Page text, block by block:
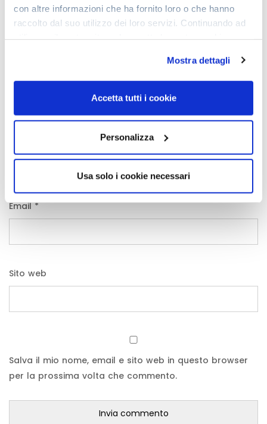
con altre informazioni che ha fornito loro o che hanno
raccolto dal suo utilizzo dei loro servizi. Continuando ad
Mostra dettagli
Accetta tutti i cookie
Personalizza
Usa solo i cookie necessari
Email*
Sito web
Salva il mio nome, email e sito web in questo browser
per la prossima volta che commento.